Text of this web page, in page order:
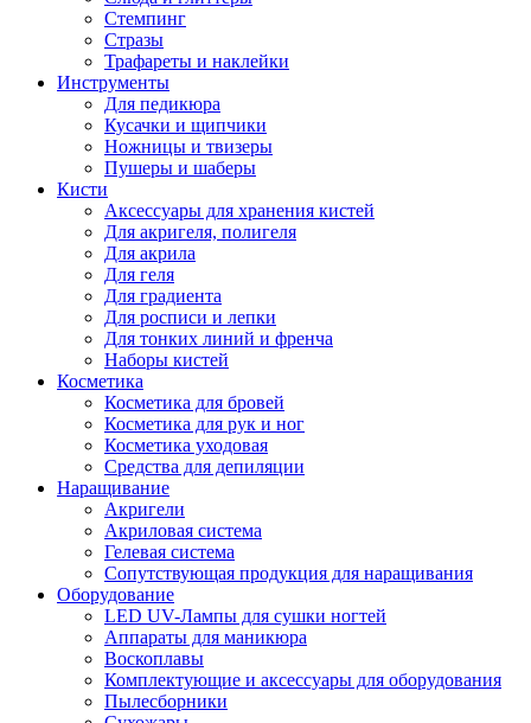
Стемпинг
Стразы
Трафареты и наклейки
Инструменты
Для педикюра
Кусачки и щипчики
Ножницы и твизеры
Пушеры и шаберы
Кисти
Аксессуары для хранения кистей
Для акригеля, полигеля
Для акрила
Для геля
Для градиента
Для росписи и лепки
Для тонких линий и френча
Наборы кистей
Косметика
Косметика для бровей
Косметика для рук и ног
Косметика уходовая
Средства для депиляции
Наращивание
Акригели
Акриловая система
Гелевая система
Сопутствующая продукция для наращивания
Оборудование
LED UV-Лампы для сушки ногтей
Аппараты для маникюра
Воскоплавы
Комплектующие и аксессуары для оборудования
Пылесборники